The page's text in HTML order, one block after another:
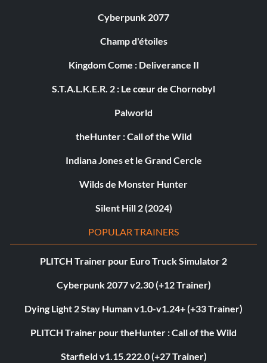
Cyberpunk 2077
Champ d'étoiles
Kingdom Come : Deliverance II
S.T.A.L.K.E.R. 2 : Le cœur de Chornobyl
Palworld
theHunter : Call of the Wild
Indiana Jones et le Grand Cercle
Wilds de Monster Hunter
Silent Hill 2 (2024)
POPULAR TRAINERS
PLITCH Trainer pour Euro Truck Simulator 2
Cyberpunk 2077 v2.30 (+12 Trainer)
Dying Light 2 Stay Human v1.0-v1.24+ (+33 Trainer)
PLITCH Trainer pour theHunter : Call of the Wild
Starfield v1.15.222.0 (+27 Trainer)